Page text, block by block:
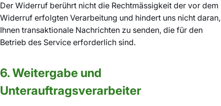
Der Widerruf berührt nicht die Rechtmässigkeit der vor dem
Widerruf erfolgten Verarbeitung und hindert uns nicht daran,
Ihnen transaktionale Nachrichten zu senden, die für den
Betrieb des Service erforderlich sind.
6. Weitergabe und
Unterauftragsverarbeiter